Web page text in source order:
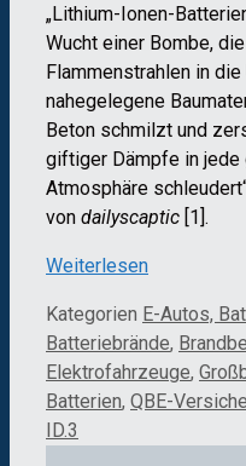
„Lithium-Ionen-
Wucht einer Bombe,
Flammenstrahlen in
nahegelegene
Beton schmilzt und
giftiger Dämpfe in
Atmosphäre
von dailyscaptic [1].
Weiterlesen
Kategorien E-Autos,
Batteriebrände,
Elektrofahrzeuge,
Batterien, QBE-
ID.3